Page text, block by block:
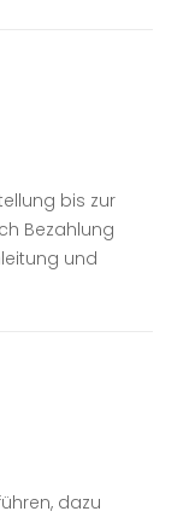
bis zur
Bezahlung
und
dazu